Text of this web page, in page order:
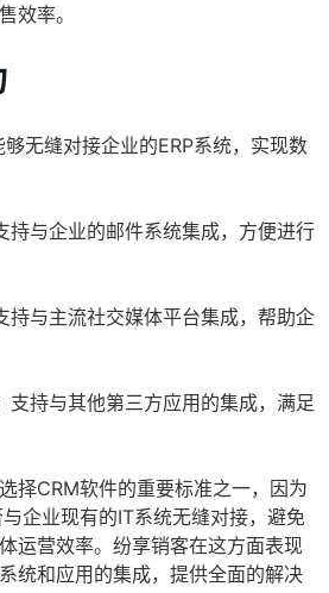
效率。
够无缝对接企业的ERP系统，实现数
持与企业的邮件系统集成，方便进行
持与主流社交媒体平台集成，帮助企
支持与其他第三方应用的集成，满足
择CRM软件的重要标准之一，因为
企业现有的IT系统无缝对接，避免
运营效率。纷享销客在这方面表现
统和应用的集成，提供全面的解决